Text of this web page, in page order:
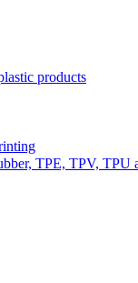
products
TPE, TPV, TPU